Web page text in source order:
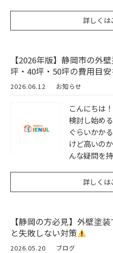
詳しくは
【2026年版】静岡市の外
坪・40坪・50坪の費用目
2026.06.12 お知らせ
こんにちは
検討し始め
ぐらいかか
けど高いの
んな疑問を
詳しくは
【静岡の方必見】外壁塗
と失敗しない対策
2026.05.20 ブログ